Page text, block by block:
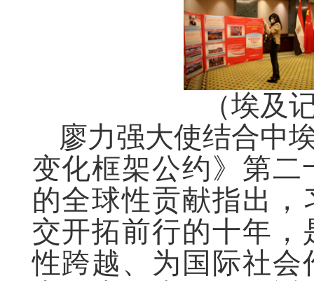
（埃及
廖力强大使结合中
变化框架公约》第
的全球性贡献指出
交开拓前行的十年
性跨越、为国际社